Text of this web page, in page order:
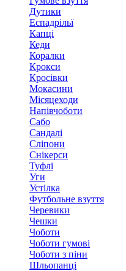
Дутики
Еспадрільї
Капці
Кеди
Коралки
Крокси
Кросівки
Мокасини
Місяцеходи
Напівчоботи
Сабо
Сандалі
Сліпони
Снікерси
Туфлі
Уги
Устілка
Футбольне взуття
Черевики
Чешки
Чоботи
Чоботи гумові
Чоботи з піни
Шльопанці